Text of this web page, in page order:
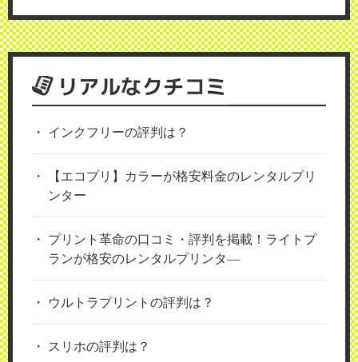
リアルなクチコミ
インクフリーの評判は？
【エコプリ】カラーが格安料金のレンタルプリ
ンター
プリント革命の口コミ・評判を掲載！ライトプ
ランが格安のレンタルプリンタ―
ウルトラプリントの評判は？
スリホの評判は？